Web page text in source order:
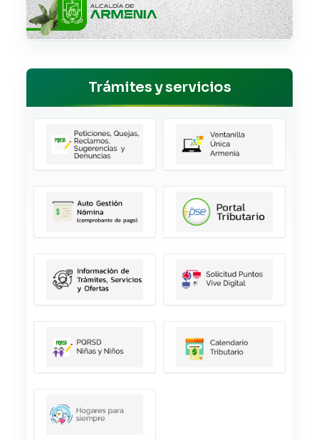
Trámites y servicios